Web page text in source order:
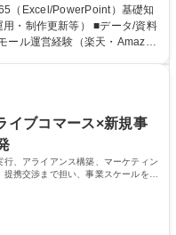
ルマガ制作指示・品質管理 ■
連携 ■広告入稿・クーポン設
クライアント折衝 ■制作提
（Excel/PowerPoint）基礎知
・制作更新等） ■データ/資料
学力： 資格：
イブコマース×新規事
、アライアンス構築、マーケティン
携交渉まで担い、事業スケールを牽